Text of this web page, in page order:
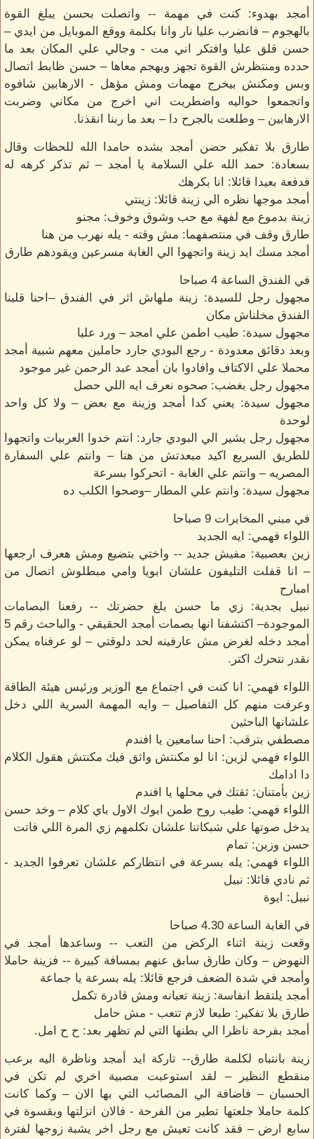
أمجد بهدوء: كنت في مهمة -- واتصلت بحسن يبلغ القوة
بالهجوم – فانضرب عليا نار وانا بكلمة ووقع الموبايل من ايدي –
حسن قلق عليا وافتكر اني مت - وجالي علي المكان بعد ما
حدده ومنتظرش القوة تجهز ويهجم معاها – حسن ظابط اتصال
وبس ومكنش بيخرج مهمات ومش مؤهل - الارهابين شافوه
واتجمعوا حواليه واضطريت اني اخرج من مكاني وضربت
الارهابين – وطلعت بالجرح دا – بعد ما ربنا انقذنا.
طارق بلا تفكير حضن أمجد بشده حامدا الله للحظات وقال
بسعادة: حمد الله علي السلامة يا أمجد – ثم تذكر كرهه له
فدفعة بعيدا قائلا: انا بكرهك
أمجد موجها نظره الي زينة قائلا: زينتي
زينة بدموع مع لفهة مع حب وشوق وخوف: مجنو
طارق وقف في منتصفهما: مش وقته - يله نهرب من هنا
أمجد مسك ايد زينة واتجهوا الي الغابة مسرعين ويقودهم طارق
في الفندق الساعة 4 صباحا
مجهول رجل للسيدة: زينة ملهاش اثر في الفندق –احنا قلبنا
الفندق مخلناش مكان
مجهول سيدة: طيب اطمن علي امجد – ورد عليا
وبعد دقائق معدودة - رجع البودي جارد حاملين معهم شبية أمجد
محملا علي الاكتاف وافادوا بان أمجد عبد الرحمن غير موجود
مجهول رجل بغضب: صحوه نعرف ايه اللي حصل
مجهول سيدة: يعني كدا أمجد وزينة مع بعض – ولا كل واحد
لوحدة
مجهول رجل يشير الي البودي جارد: انتم خدوا العربيات واتجهوا
للطريق السريع اكيد مبعدتش من هنا – وانتم علي السفارة
المصريه – وانتم علي الغابة - اتحركوا بسرعة
مجهول سيدة: وانتم علي المطار –وصحوا الكلب ده
في مبني المخابرات 9 صباحا
اللواء فهمي: ايه الجديد
زين بعصبية: مفيش جديد -- واختي بتضيع ومش هعرف ارجعها
– انا قفلت التليفون علشان ابويا وامي مبطلوش اتصال من
امبارح
نبيل بجدية: زي ما حسن بلغ حضرتك -- رفعنا البصامات
الموجودة– اكتشفنا انها بصمات أمجد الحقيقي - والباحث رقم 5
أمجد دخله لغرض مش عارفينه لحد دلوقتي – لو عرفناه يمكن
نقدر نتحرك اكتر.
اللواء فهمي: انا كنت في اجتماع مع الوزير ورئيس هيئة الطاقة
وعرفت منهم كل التفاصيل – وايه المهمة السرية اللي دخل
علشانها الباحثين
مصطفي بترقب: احنا سامعين يا افندم
اللواء فهمي لزين: انا لو مكنتش واثق فيك مكنتش هقول الكلام
دا ادامك
زين بأمتنان: ثقتك في محلها يا افندم
اللواء فهمي: طيب روح طمن ابوك الاول باي كلام – وخد حسن
يدخل صوتها علي شبكاتنا علشان تكلمهم زي المرة اللي فاتت
حسن وزين: تمام
اللواء فهمي: يله بسرعة في انتظاركم علشان تعرفوا الجديد -
ثم نادي قائلا: نبيل
نبيل: ايوة
في الغابة الساعة 4.30 صباحا
وقعت زينة اثناء الركض من التعب -- وساعدها أمجد في
النهوض – وكان طارق سابق عنهم بمسافة كبيرة -- فزينة حاملا
وأمجد في شدة الضعف فرجع قائلا: يله بسرعة يا جماعة
أمجد يلتقط انفاسة: زينة تعبانه ومش قادرة تكمل
طارق بلا تفكير: طبعا لازم تتعب - مش حامل
أمجد بفرحة ناظرا الي بطنها التي لم تظهر بعد: ح ح امل.
زينة بانتباه لكلمة طارق-- تاركة ايد أمجد وناظرة اليه برعب
منقطع النظير – لقد استوعبت مصبية اخري لم تكن في
الحسبان – فاضافة الي المصائب التي بها الان – وكما كانت
كلمة حاملا جلعتها تطير من الفرحة - فالان انزلتها وبقسوة في
سابع ارض – فقد كانت تعيش مع رجل اخر يشبة زوجها لفترة